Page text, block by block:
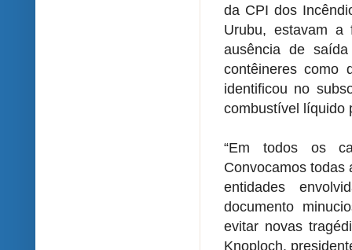
da CPI dos
Urubu, estavam a
ausência de
contêineres como
identificou no
combustível líquido
“Em todos os
Convocamos todas
entidades
documento
evitar novas
Knoploch,